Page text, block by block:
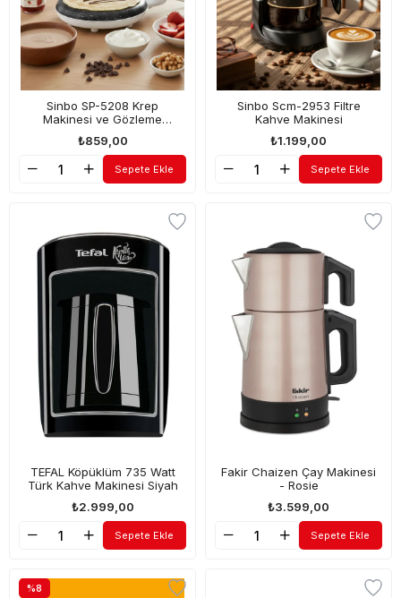
Sinbo SP-5208 Krep
Makinesi ve Gözleme
₺859,00
Sepete Ekle
Sinbo Scm-2953 Filtre
Kahve Makinesi
₺1.199,00
Sepete Ekle
TEFAL Köpüklüm 735 Watt
Türk Kahve Makinesi Siyah
₺2.999,00
Sepete Ekle
Fakir Chaizen Çay Makinesi
- Rosie
₺3.599,00
Sepete Ekle
%8